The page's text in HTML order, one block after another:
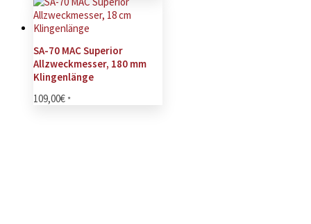
SA-70 MAC Superior
Allzweckmesser, 180 mm
Klingenlänge
109,00€ *